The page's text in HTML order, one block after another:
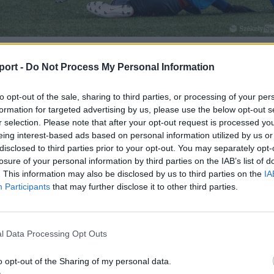
- Do Not Process My Personal Information
opt-out of the sale, sharing to third parties, or processing of your
for targeted advertising by us, please use the below opt-out
selection. Please note that after your opt-out request is processed
interest-based ads based on personal information utilized by us
to third parties prior to your opt-out. You may separately
of your personal information by third parties on the IAB’s list of
This information may also be disclosed by us to third parties on the
Participants that may further disclose it to other third parties.
Data Processing Opt Outs
opt-out of the Sharing of my personal data.
a három gól mellett még két kapufát is
felső-háromszéki gárda azonban nagyon jó
körében, hiszen a mérkőzés során többször is
és látványos akciókat.